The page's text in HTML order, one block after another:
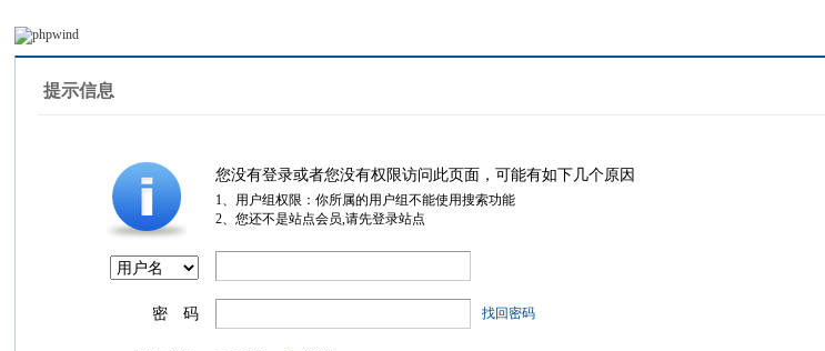
提示信息
您没有登录或者您没有权限访问此页面，可能有如下几个原因
1、用户组权限：你所属的用户组不能使用搜索功能
2、您还不是站点会员,请先登录站点
密 码 找回密码